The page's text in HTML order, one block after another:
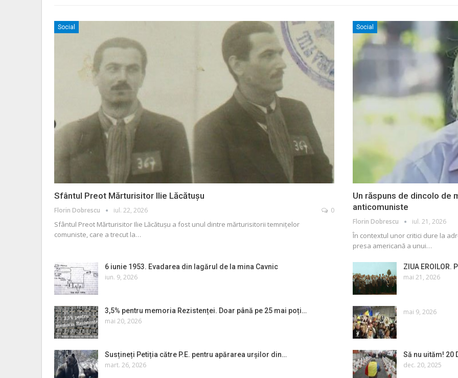
Social
Sfântul Preot Mărturisitor Ilie Lăcătușu
Florin Dobrescu iul. 22, 2026 0
Sfântul Preot Mărturisitor Ilie Lăcătușu a fost unul dintre mărturisitorii temnițelor
comuniste, care a trecut la…
Social
Un răspuns de dincolo de
anticomuniste
Florin Dobrescu iul. 21, 2026
În contextul unor critici dure la
presa americană a unui…
6 iunie 1953. Evadarea din lagărul de la mina Cavnic
iun. 9, 2026
ZIUA
mai 21, 2026
3,5% pentru memoria Rezistenței. Doar până pe 25 mai poți…
mai 20, 2026
mai 9, 2026
Susțineți Petiția către P.E. pentru apărarea urșilor din…
mart. 26, 2026
Să nu uităm!
dec. 20, 2025